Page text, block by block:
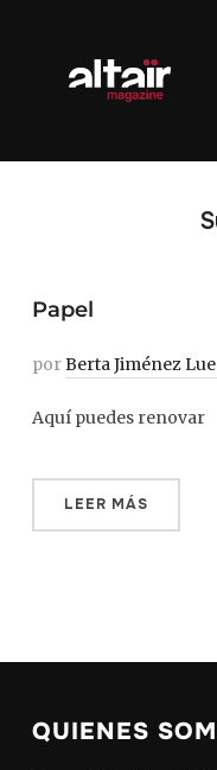
Papel
porBerta Jiménez
Aquí puedes renovar
LEER MÁS
QUIENES